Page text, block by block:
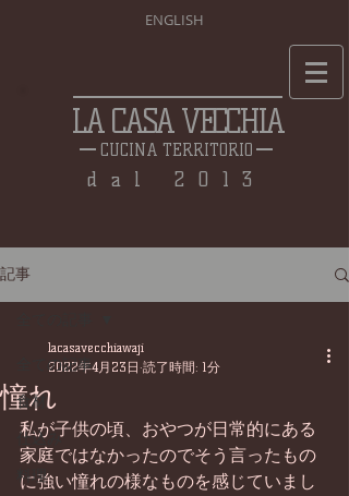
ENGLISH
LA CASA VECCHIA
CUCINA TERRITORIO
dal 2013
記事
全ての記事
食材
仕込み
料理
憧れ
lacasavecchiawaji
2022年4月23日 読了時間: 1分
私が子供の頃、おやつが日常的にある
家庭ではなかったのでそう言ったもの
に強い憧れの様なものを感じていまし